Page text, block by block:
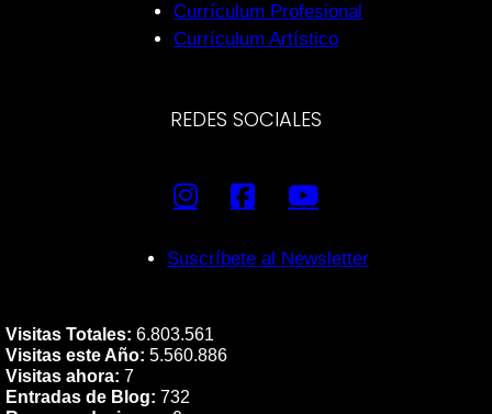
Currículum Profesional
Currículum Artístico
REDES SOCIALES
Suscríbete al Newsletter
Visitas Totales: 6.803.561
Visitas este Año: 5.560.886
Visitas ahora: 7
Entradas de Blog: 732